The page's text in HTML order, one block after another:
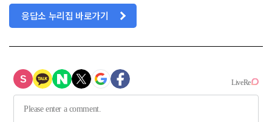
응답소 누리집 바로가기